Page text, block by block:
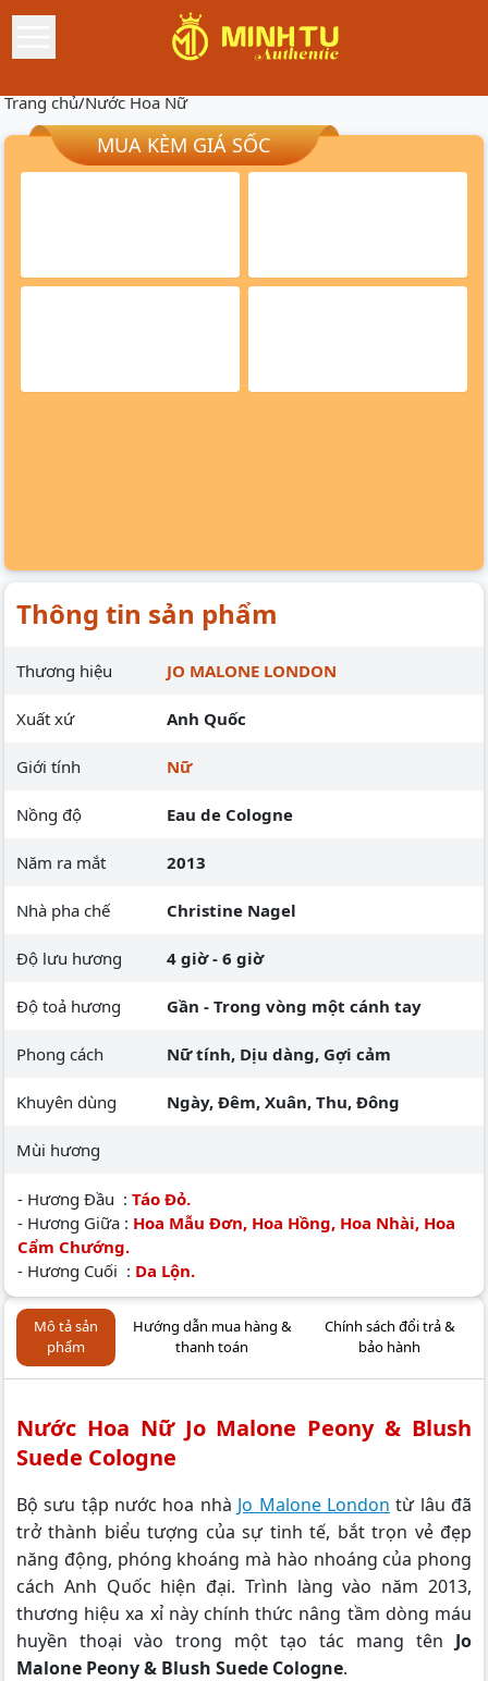
Trang chủ/Nước Hoa Nữ
MUA KÈM GIÁ SỐC
Mô tả sản
phẩm
Hướng dẫn mua hàng &
thanh toán
Chính sách đổi trả &
bảo hành
Nước Hoa Nữ Jo Malone Peony & Blush
Suede Cologne
Bộ sưu tập nước hoa nhà Jo Malone London từ lâu đã
trở thành biểu tượng của sự tinh tế, bắt trọn vẻ đẹp
năng động, phóng khoáng mà hào nhoáng của phong
cách Anh Quốc hiện đại. Trình làng vào năm 2013,
thương hiệu xa xỉ này chính thức nâng tầm dòng máu
huyền thoại vào trong một tạo tác mang tên Jo
Malone Peony & Blush Suede Cologne.
Thông tin sản phẩm
Thương hiệu JO MALONE LONDON
Xuất xứ Anh Quốc
Giới tính Nữ
Nồng độ Eau de Cologne
Năm ra mắt 2013
Nhà pha chế Christine Nagel
Độ lưu hương 4 giờ - 6 giờ
Độ toả hương Gần - Trong vòng một cánh tay
Phong cách Nữ tính, Dịu dàng, Gợi cảm
Khuyên dùng Ngày, Đêm, Xuân, Thu, Đông
Mùi hương
- Hương Đầu : Táo Đỏ.
- Hương Giữa : Hoa Mẫu Đơn, Hoa Hồng, Hoa Nhài, Hoa
Cẩm Chướng.
- Hương Cuối : Da Lộn.